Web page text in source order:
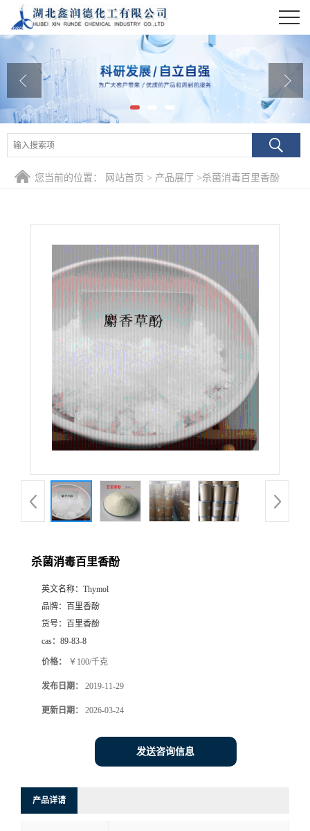
公司首页
公司介绍
公司动态
产品展厅
证书荣誉
您当前的位置： 网站首页 > 产品展厅 >杀菌消毒百里香酚
杀菌消毒百里香酚
英文名称： Thymol
品牌：
百里香酚
货号：
百里香酚
cas： 89-83-8
价格： ￥100/千克
发布日期： 2019-11-29
更新日期： 2026-03-24
发送咨询信息
产品详请